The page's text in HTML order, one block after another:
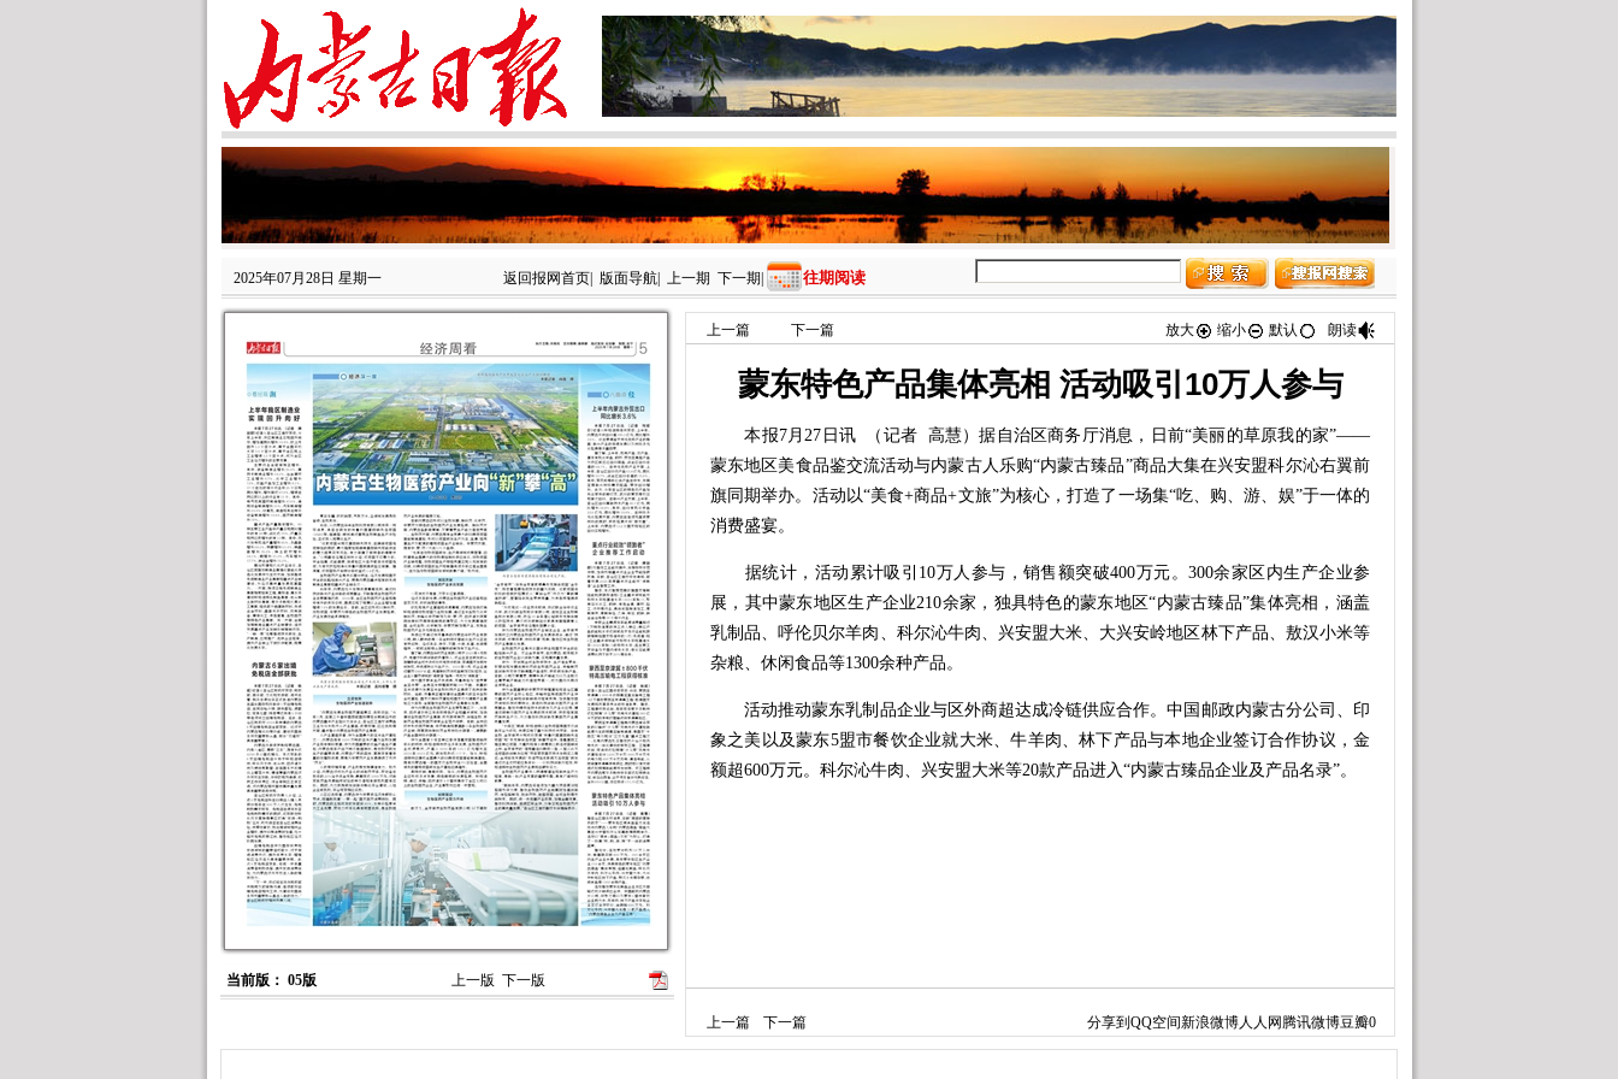
2025年07月28日 星期一 返回报网首页 版面导航 上一期 下一期 往期阅读
当前版： 05版 上一版 下一版
上一篇 下一篇 放大 缩小 默认 朗读
蒙东特色产品集体亮相 活动吸引10万人参与
本报7月27日讯 （记者 高慧）据自治区商务厅消息，日前“美丽的草原我的家”——
蒙东地区美食品鉴交流活动与内蒙古人乐购“内蒙古臻品”商品大集在兴安盟科尔沁右翼前
旗同期举办。活动以“美食+商品+文旅”为核心，打造了一场集“吃、购、游、娱”于一体的
消费盛宴。
据统计，活动累计吸引10万人参与，销售额突破400万元。300余家区内生产企业参
展，其中蒙东地区生产企业210余家，独具特色的蒙东地区“内蒙古臻品”集体亮相，涵盖
乳制品、呼伦贝尔羊肉、科尔沁牛肉、兴安盟大米、大兴安岭地区林下产品、敖汉小米等
杂粮、休闲食品等1300余种产品。
活动推动蒙东乳制品企业与区外商超达成冷链供应合作。中国邮政内蒙古分公司、印
象之美以及蒙东5盟市餐饮企业就大米、牛羊肉、林下产品与本地企业签订合作协议，金
额超600万元。科尔沁牛肉、兴安盟大米等20款产品进入“内蒙古臻品企业及产品名录”。
上一篇 下一篇 分享到 QQ空间新浪微博人人网 腾讯微博豆瓣0